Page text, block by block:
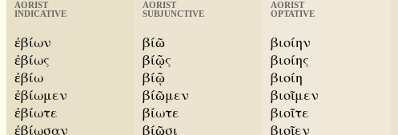
AORIST
INDICATIVE
ἐβίων
ἐβίως
ἐβίω
ἐβίωμεν
ἐβίωτε
ἐβίωσαν
AORIST
SUBJUNCTIVE
βίῶ
βίῷς
βίῷ
βίῶμεν
βίωτε
βίῶσι
AORIST
OPTATIVE
βιοίην
βιοίης
βιοίη
βιοῖμεν
βιοῖτε
βιοῖεν